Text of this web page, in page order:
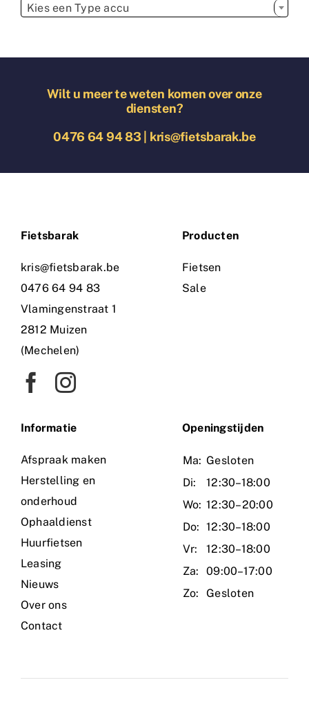
Kies een Type accu
Wilt u meer te weten komen over onze
diensten?
0476 64 94 83| kris@fietsbarak.be
Fietsbarak
kris@fietsbarak.be
0476 64 94 83
Vlamingenstraat 1
2812 Muizen
(Mechelen)
Producten
Fietsen
Sale
Informatie
Afspraak maken
Herstelling en
onderhoud
Ophaaldienst
Huurfietsen
Leasing
Nieuws
Over ons
Contact
Openingstijden
Ma: Gesloten
Di:
12:30–18:00
Wo: 12:30–20:00
Do: 12:30–18:00
Vr:
12:30–18:00
Za:
09:00–17:00
Zo:
Gesloten